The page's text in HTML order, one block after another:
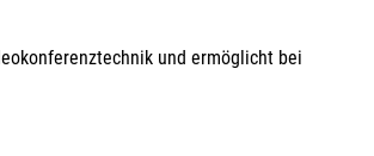
und ermöglicht bei